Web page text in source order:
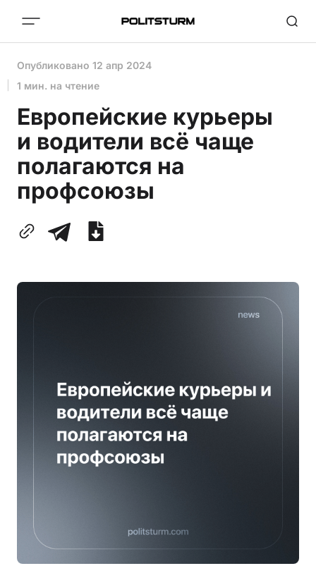
Опубликовано 12 апр 2024
1 мин. на чтение
Европейские курьеры
и водители всё чаще
полагаются на
профсоюзы